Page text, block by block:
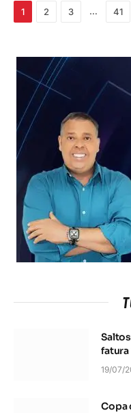
1 2 3 … 41
fatura
19/07/
Copa